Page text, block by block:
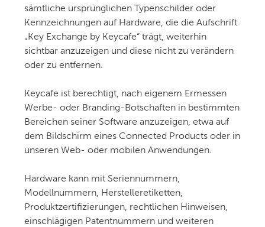
sämtliche ursprünglichen Typenschilder oder
Kennzeichnungen auf Hardware, die die Aufschrift
„Key Exchange by Keycafe“ trägt, weiterhin
sichtbar anzuzeigen und diese nicht zu verändern
oder zu entfernen.
Keycafe ist berechtigt, nach eigenem Ermessen
Werbe- oder Branding-Botschaften in bestimmten
Bereichen seiner Software anzuzeigen, etwa auf
dem Bildschirm eines Connected Products oder in
unseren Web- oder mobilen Anwendungen.
Hardware kann mit Seriennummern,
Modellnummern, Herstelleretiketten,
Produktzertifizierungen, rechtlichen Hinweisen,
einschlägigen Patentnummern und weiteren